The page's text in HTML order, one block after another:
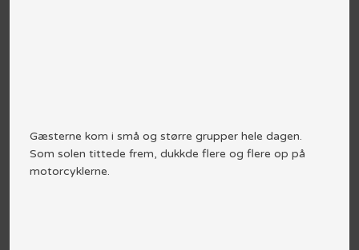
Gæsterne kom i små og større grupper hele dagen.
Som solen tittede frem, dukkde flere og flere op på
motorcyklerne.